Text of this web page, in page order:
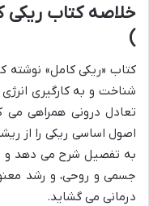
خلاصه کتاب ریکی
)
کتاب «ریکی کامل» نوشته
شناخت و به کارگیری
تعادل درونی همراهی می
اصول اساسی ریکی را از
به تفصیل شرح می دهد و
جسمی و روحی، و رشد
درمانی می گشاید.